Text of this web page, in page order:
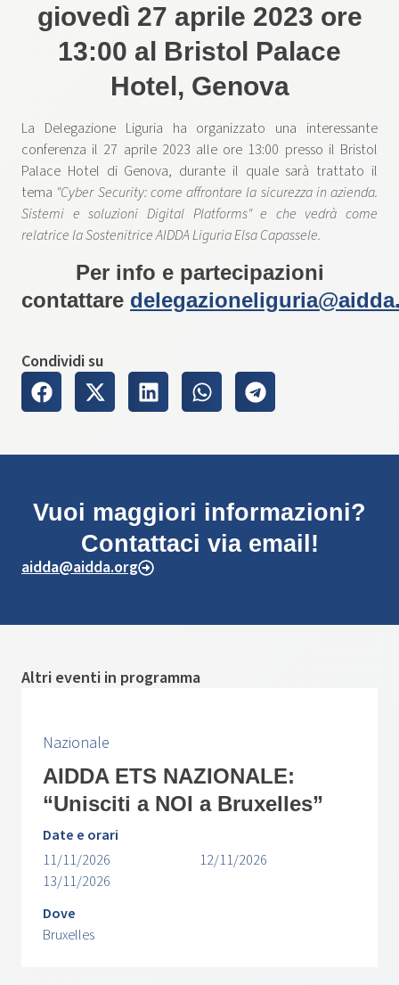
giovedì 27 aprile 2023 ore
13:00 al Bristol Palace
Hotel, Genova
La Delegazione Liguria ha organizzato una interessante
conferenza il 27 aprile 2023 alle ore 13:00 presso il Bristol
Palace Hotel di Genova, durante il quale sarà trattato il
tema "Cyber Security: come affrontare la sicurezza in azienda.
Sistemi e soluzioni Digital Platforms" e che vedrà come
relatrice la Sostenitrice AIDDA Liguria Elsa Capassele.
Per info e partecipazioni
contattare
Condividi su
Vuoi maggiori informazioni?
Contattaci via email!
aidda@aidda.org
Altri eventi in programma
Nazionale
AIDDA ETS NAZIONALE:
“Unisciti a NOI a Bruxelles”
Date e orari
11/11/2026
12/11/2026
13/11/2026
Dove
Bruxelles